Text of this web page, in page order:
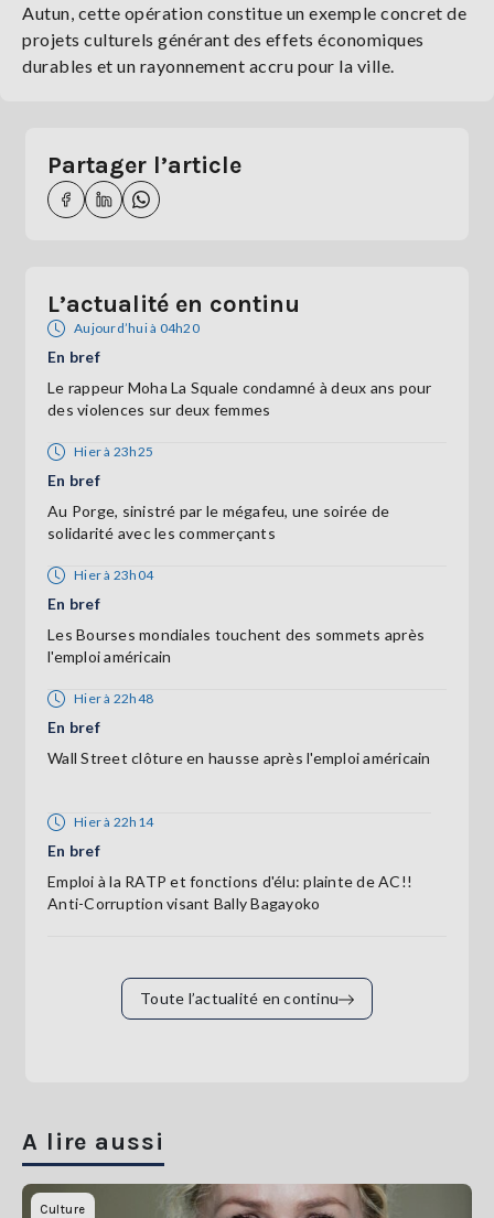
Autun, cette opération constitue un exemple concret de
projets culturels générant des effets économiques
durables et un rayonnement accru pour la ville.
Partager l’article
L’actualité en continu
Aujourd’hui à 04h20
En bref
Le rappeur Moha La Squale condamné à deux ans pour
des violences sur deux femmes
Hier à 23h25
En bref
Au Porge, sinistré par le mégafeu, une soirée de
solidarité avec les commerçants
Hier à 23h04
En bref
Les Bourses mondiales touchent des sommets après
l'emploi américain
Hier à 22h48
En bref
Wall Street clôture en hausse après l'emploi américain
Hier à 22h14
En bref
Emploi à la RATP et fonctions d'élu: plainte de AC!!
Anti-Corruption visant Bally Bagayoko
Toute l’actualité en continu
A lire aussi
Culture